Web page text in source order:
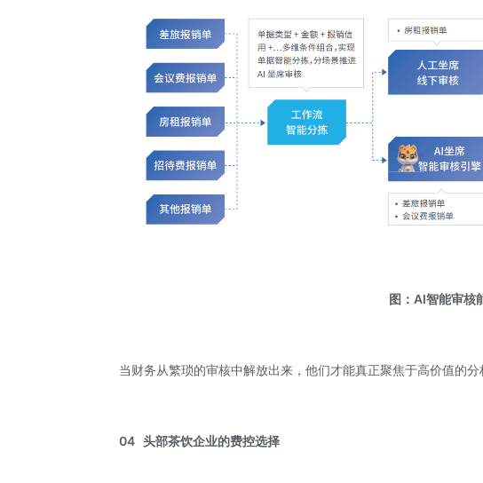
图：AI智能审核
当财务从繁琐的审核中解放出来，他们才能真正聚焦于高价值的分
04头部茶饮企业的费控选择